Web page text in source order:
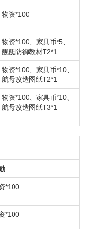
物资*100
物资*100、家具币*5、
舰艇防御教材T2*1
物资*100、家具币*10、
航母改造图纸T2*1
物资*100、家具币*10、
航母改造图纸T3*1
*100
*100